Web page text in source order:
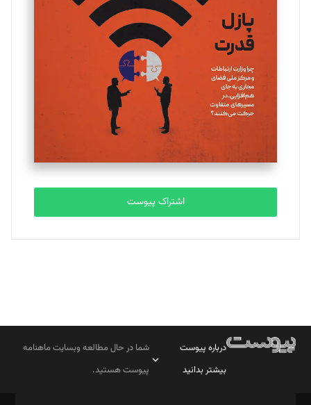
اشتراک پیوست
درباره پیوست
بیشتر بدانید
شما در حال مطالعه وبسایت ماهنامه
پیوست هستید.